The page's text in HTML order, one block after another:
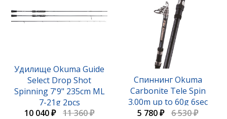
Удилище Okuma Guide Select Drop Shot Spinning
7'9" 235cm ML 7-21g 2pcs
10 040 ₽
11 360 ₽
Удилище Okuma Guide
Select Drop Shot
Spinning 7'9" 235cm ML
7-21g 2pcs
10 040 ₽
11 360 ₽
Спиннинг Okuma
Carbonite Tele Spin
3.00m up to 60g 6sec
5 780 ₽
6 530 ₽